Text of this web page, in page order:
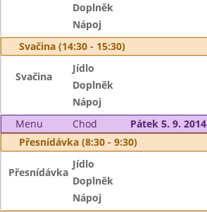
Doplněk
Nápoj
Svačina (14:30 - 15:30)
Svačina
Jídlo
Doplněk
Nápoj
Menu
Chod
Pátek 5. 9. 2014
Přesnídávka (8:30 - 9:30)
Přesnídávka
Jídlo
Doplněk
Nápoj